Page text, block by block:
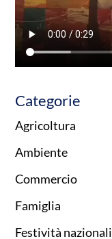
Categorie
Agricoltura
Ambiente
Commercio
Famiglia
Festività nazionali